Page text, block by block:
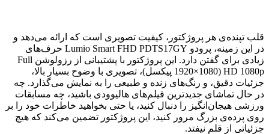
قلب تپنده‌ی هر پروژکتور، کیفیت تصویری است که ارائه می‌دهد و
در این زمینه، پرودو Lumio Smart FHD PDTS17GY حرف‌های
زیادی برای گفتن دارد. این پروژکتور با پشتیبانی از رزولوشن Full
HD 1080p (1920×1080 پیکسل)، تصویری با وضوح بسیار بالا،
جزئیات دقیق، و رنگ‌های زنده و طبیعی را به نمایش می‌گذارد. چه
در حال تماشای جدیدترین فیلم‌های هالیوودی باشید، چه مسابقات
ورزشی هیجان‌انگیز را دنبال کنید، یا حتی بخواهید خاطرات خود را بر
روی پرده‌ی بزرگ مرور کنید، این پروژکتور تضمین می‌کند که هیچ
جزئیاتی از قلم نیفتد.